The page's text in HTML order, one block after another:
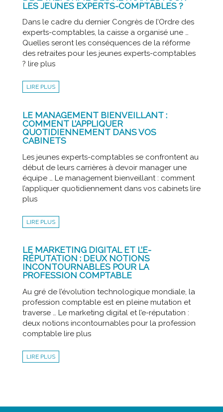
LES JEUNES EXPERTS-COMPTABLES ?
Dans le cadre du dernier Congrès de l’Ordre des
experts-comptables, la caisse a organisé une …
Quelles seront les conséquences de la réforme
des retraites pour les jeunes experts-comptables
? lire plus
LIRE PLUS
LE MANAGEMENT BIENVEILLANT :
COMMENT L’APPLIQUER
QUOTIDIENNEMENT DANS VOS
CABINETS
Les jeunes experts-comptables se confrontent au
début de leurs carrières à devoir manager une
équipe … Le management bienveillant : comment
l’appliquer quotidiennement dans vos cabinets lire
plus
LIRE PLUS
LE MARKETING DIGITAL ET L’E-
RÉPUTATION : DEUX NOTIONS
INCONTOURNABLES POUR LA
PROFESSION COMPTABLE
Au gré de l’évolution technologique mondiale, la
profession comptable est en pleine mutation et
traverse … Le marketing digital et l’e-réputation :
deux notions incontournables pour la profession
comptable lire plus
LIRE PLUS